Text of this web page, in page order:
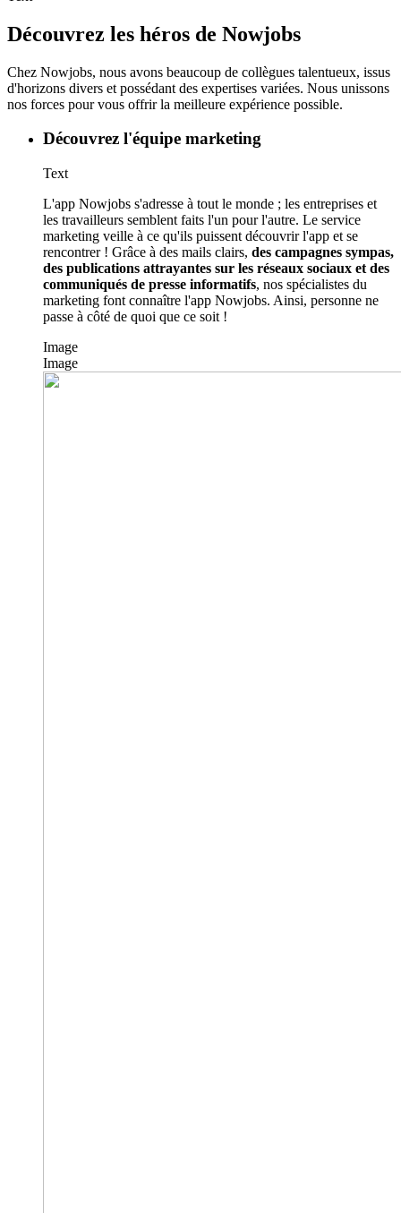
Découvrez les héros de Nowjobs
Chez Nowjobs, nous avons beaucoup de collègues talentueux, issus
d'horizons divers et possédant des expertises variées. Nous unissons
nos forces pour vous offrir la meilleure expérience possible.
Découvrez l'équipe marketing
Text
L'app Nowjobs s'adresse à tout le monde ; les entreprises et
les travailleurs semblent faits l'un pour l'autre. Le service
marketing veille à ce qu'ils puissent découvrir l'app et se
rencontrer ! Grâce à des mails clairs, des campagnes sympas,
des publications attrayantes sur les réseaux sociaux et des
communiqués de presse informatifs, nos spécialistes du
marketing font connaître l'app Nowjobs. Ainsi, personne ne
passe à côté de quoi que ce soit !
Image
Image